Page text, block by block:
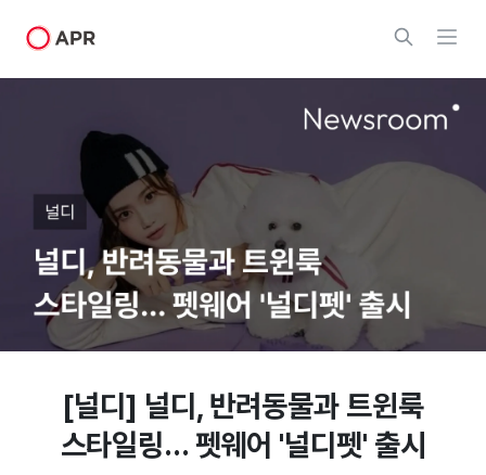
[널디] 널디, 반려동물과 트윈룩
스타일링... 펫웨어 '널디펫' 출시